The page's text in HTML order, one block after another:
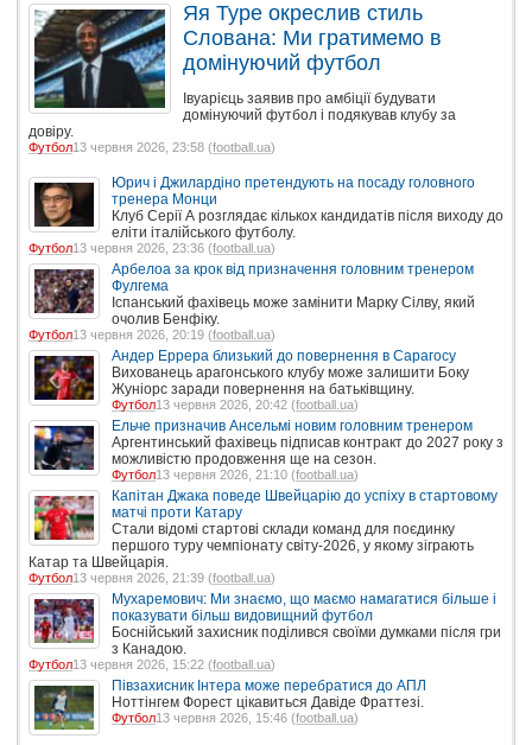
Яя Туре окреслив стиль
Слована: Ми гратимемо в
домінуючий футбол
Івуарієць заявив про амбіції будувати
домінуючий футбол і подякував клубу за
довіру.
Футбол13 червня 2026, 23:58 (football.ua)
Юрич і Джилардіно претендують на посаду головного
тренера Монци
Клуб Серії А розглядає кількох кандидатів після виходу до
еліти італійського футболу.
Футбол13 червня 2026, 23:36 (football.ua)
Арбелоа за крок від призначення головним тренером
Фулгема
Іспанський фахівець може замінити Марку Сілву, який
очолив Бенфіку.
Футбол13 червня 2026, 20:19 (football.ua)
Андер Еррера близький до повернення в Сарагосу
Вихованець арагонського клубу може залишити Боку
Жуніорс заради повернення на батьківщину.
Футбол13 червня 2026, 20:42 (football.ua)
Ельче призначив Ансельмі новим головним тренером
Аргентинський фахівець підписав контракт до 2027 року з
можливістю продовження ще на сезон.
Футбол13 червня 2026, 21:10 (football.ua)
Капітан Джака поведе Швейцарію до успіху в стартовому
матчі проти Катару
Стали відомі стартові склади команд для поєдинку
першого туру чемпіонату світу-2026, у якому зіграють
Катар та Швейцарія.
Футбол13 червня 2026, 21:39 (football.ua)
Мухаремович: Ми знаємо, що маємо намагатися більше і
показувати більш видовищний футбол
Боснійський захисник поділився своїми думками після гри
з Канадою.
Футбол13 червня 2026, 15:22 (football.ua)
Півзахисник Інтера може перебратися до АПЛ
Ноттінгем Форест цікавиться Давіде Фраттезі.
Футбол13 червня 2026, 15:46 (football.ua)